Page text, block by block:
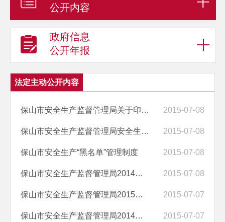
公开内容
政府信息
公开年报
法定主动公开内容
保山市安全生产监督管理局关于印发《对违反政府信息公开规定行为责任追... 2015-07-08
保山市安全生产监督管理局安全生产行政许可工作制度 2015-07-08
保山市安全生产“黑名单”管理制度 2015-07-08
保山市安全生产监督管理局2014年政务公开信息公开工作总结 2015-07-08
保山市安全生产监督管理局2015年部门预算 2015-07-07
保山市安全生产监督管理局2014年重点领域信息公开工作情况报告 2015-07-07